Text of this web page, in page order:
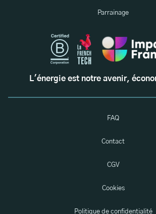
Parrainage
L'énergie est notre avenir,
FAQ
Contact
CGV
Cookies
Politique de confidentialité